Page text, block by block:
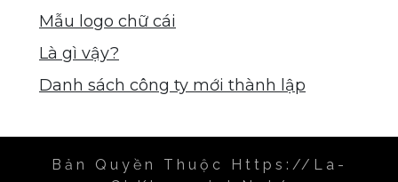
Mẫu logo chữ cái
Là gì vậy?
Danh sách công ty mới thành lập
Bản Quyền Thuộc Https://la-